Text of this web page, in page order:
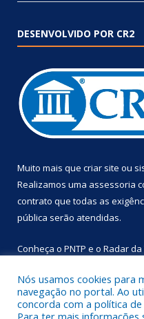
DESENVOLVIDO POR CR2
Muito mais que criar site ou
Realizamos uma assessoria
contrato que todas as
pública serão atendidas.
Conheça o PNTP e o Radar
Nós usamos cookies para
navegação no portal. Ao
concorda com a política
Para ter mais informações